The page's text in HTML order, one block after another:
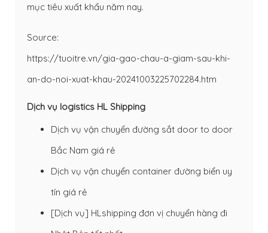
mục tiêu xuất khẩu năm nay.
Source:
https://tuoitre.vn/gia-gao-chau-a-giam-sau-khi-
an-do-noi-xuat-khau-20241003225702284.htm
Dịch vụ logistics HL Shipping
Dịch vụ vận chuyển đường sắt door to door
Bắc Nam giá rẻ
Dịch vụ vận chuyển container đường biển uy
tín giá rẻ
[Dịch vụ] HLshipping đơn vị chuyển hàng đi